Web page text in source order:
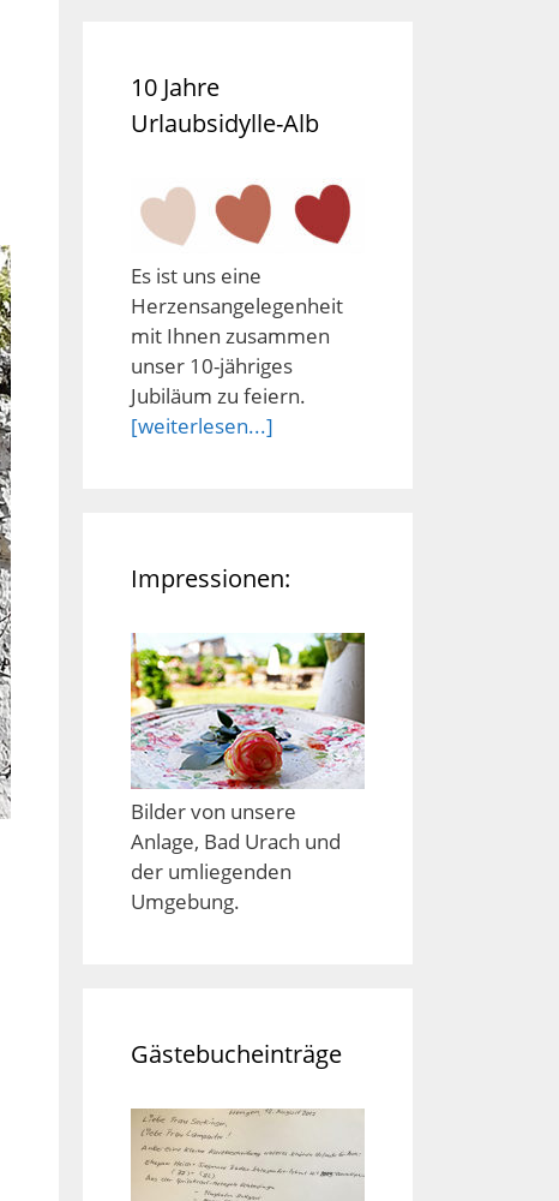
10 Jahre
Urlaubsidylle-Alb
Es ist uns eine
Herzensangelegenheit
mit Ihnen zusammen
unser 10-jähriges
Jubiläum zu feiern.
[weiterlesen...]
Impressionen:
Bilder von unsere
Anlage, Bad Urach und
der umliegenden
Umgebung.
Gästebucheinträge